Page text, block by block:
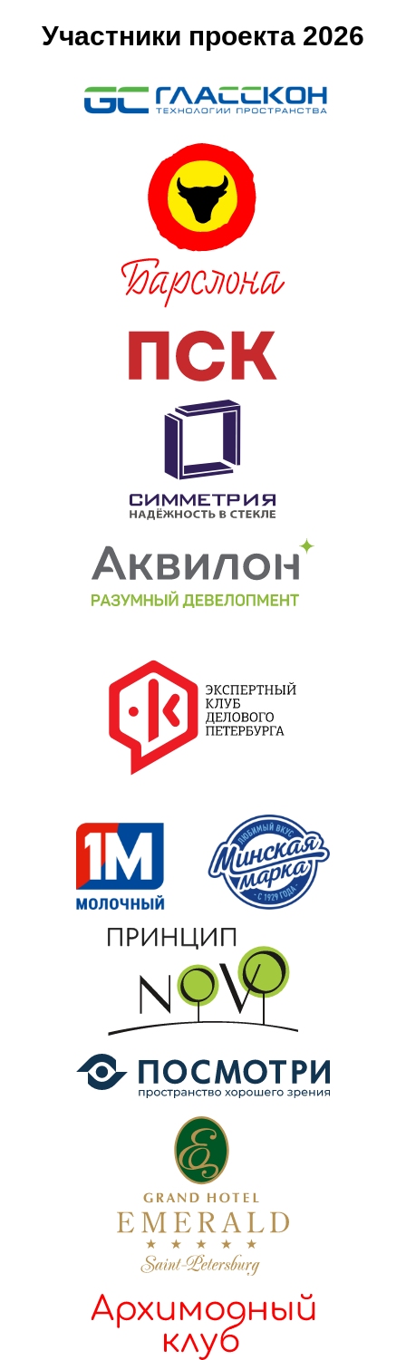
Участники проекта 2026